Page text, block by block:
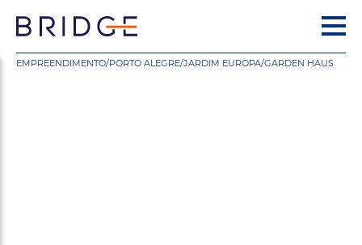
EMPREENDIMENTO/PORTO ALEGRE/JARDIM EUROPA/GARDEN HAUS